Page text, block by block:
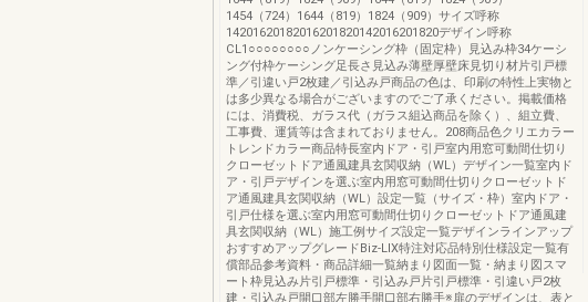
1454（724）1644（819）1824（909）サイズ呼称
14201620182016201820142016201820デザイン呼称
CL1○○○○○○○○ノンケーシング枠（固定枠）見込み枠34ケーシ
ング付枠ケーシング足長さ見込み薄壁厚壁床見切り材片引戸標
準／引違い戸2枚建／引込み戸商品の色は、印刷の特性上実物と
は多少異なる場合がございますのでご了承ください。掲載価格
には、消費税、ガラス代（ガラス組込商品を除く）、組立費、
工事費、運賃等は含まれておりません。208商品色クリエカラー
トレンドカラー商品特長室内ドア・引戸室内用窓可動間仕切り
クローゼットドア通風建具玄関収納（WL）デザイン一覧室内ド
ア・引戸デザインを選ぶ室内用窓可動間仕切りクローゼットド
ア通風建具玄関収納（WL）設定一覧（サイズ・枠）室内ドア・
引戸仕様を選ぶ室内用窓可動間仕切りクローゼットドア通風建
具玄関収納（WL）施工例サイズ設定一覧デザインラインアップ
おすすめアップグレードBiz-LIX特注対応品特別仕様設定一覧有
償部品参考資料・商品詳細一覧納まり図面一覧・納まり図スマ
ート枠見込み片引戸標準・引込み戸片引戸標準・引違い戸2枚
建・引込み戸開口部左勝手開口部右勝手※扉のデザインは、表と